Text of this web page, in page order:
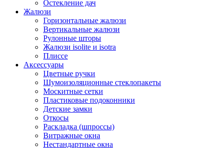
Остекление дач
Жалюзи
Горизонтальные жалюзи
Вертикальные жалюзи
Рулонные шторы
Жалюзи isolite и isotra
Плиссе
Аксессуары
Цветные ручки
Шумоизоляционные стеклопакеты
Москитные сетки
Пластиковые подоконники
Детские замки
Откосы
Раскладка (шпроссы)
Витражные окна
Нестандартные окна